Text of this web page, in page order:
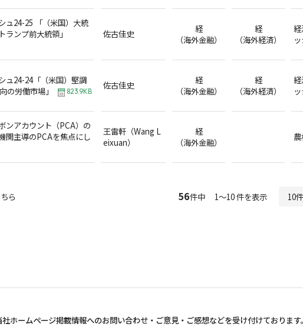
ュ24-25 「（米国）大統
ランプ前大統領」
佐古佳史
経
（海外金融）
経
（海外経済）
ュ24-24「（米国）堅調
の労働市場」
823.9KB
佐古佳史
経
（海外金融）
経
（海外経済）
ンアカウント（PCA）の
関主導のPCAを焦点にし
王雷軒（Wang L
eixuan）
経
（海外金融）
ら 56件中 1～10 件を表示
社ホームページ掲載情報へのお問い合わせ・ ご意見・ご感想などを受け付けております。